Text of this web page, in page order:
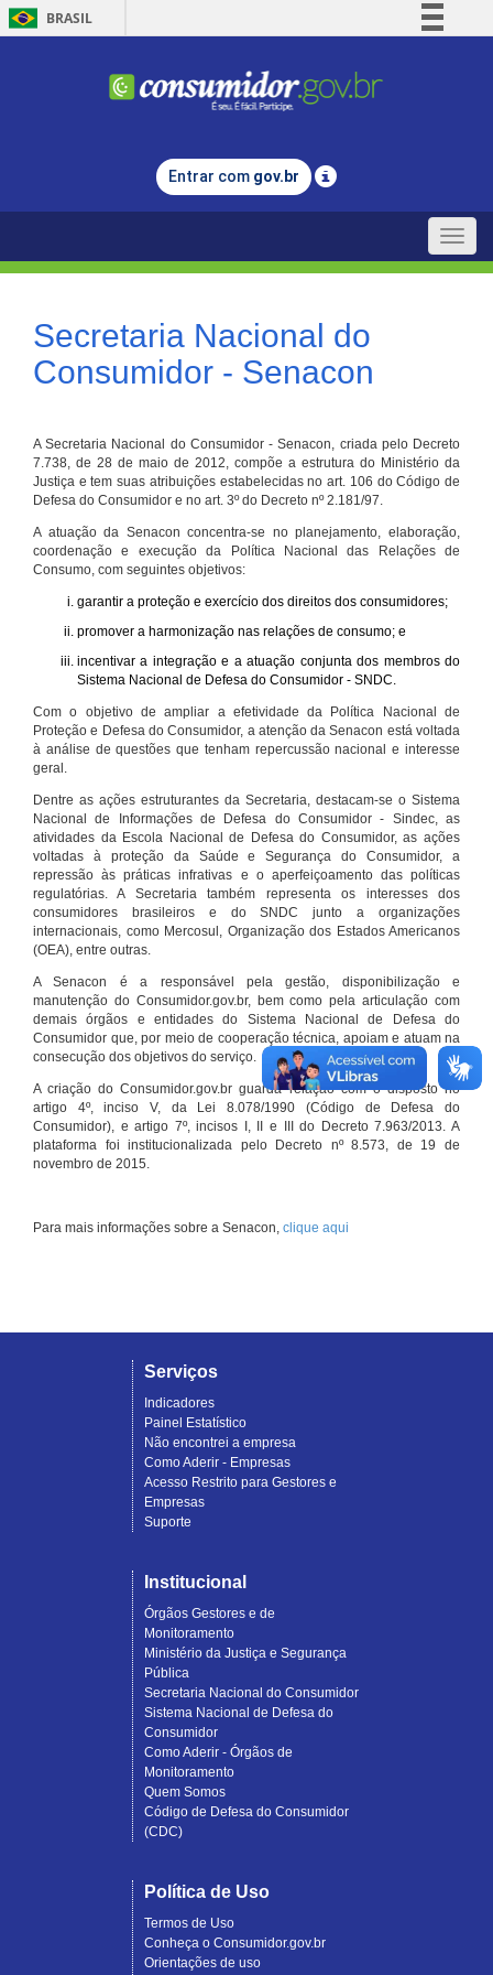
BRASIL
Comunica BR
Legislação
Entrar com gov.br
Toggle
Secretaria Nacional do
Consumidor - Senacon
A Secretaria Nacional do Consumidor - Senacon, criada pelo Decreto
7.738, de 28 de maio de 2012, compõe a estrutura do Ministério da
Justiça e tem suas atribuições estabelecidas no art. 106 do Código de
Defesa do Consumidor e no art. 3º do Decreto nº 2.181/97.
A atuação da Senacon concentra-se no planejamento, elaboração,
coordenação e execução da Política Nacional das Relações de
Consumo, com seguintes objetivos:
garantir a proteção e exercício dos direitos dos consumidores;
promover a harmonização nas relações de consumo; e
incentivar a integração e a atuação conjunta dos membros do
Sistema Nacional de Defesa do Consumidor - SNDC.
Com o objetivo de ampliar a efetividade da Política Nacional de
Proteção e Defesa do Consumidor, a atenção da Senacon está voltada
à análise de questões que tenham repercussão nacional e interesse
geral.
Dentre as ações estruturantes da Secretaria, destacam-se o Sistema
Nacional de Informações de Defesa do Consumidor - Sindec, as
atividades da Escola Nacional de Defesa do Consumidor, as ações
voltadas à proteção da Saúde e Segurança do Consumidor, a
repressão às práticas infrativas e o aperfeiçoamento das políticas
regulatórias. A Secretaria também representa os interesses dos
consumidores brasileiros e do SNDC junto a organizações
internacionais, como Mercosul, Organização dos Estados Americanos
(OEA), entre outras.
A Senacon é a responsável pela gestão, disponibilização e
manutenção do Consumidor.gov.br, bem como pela articulação com
demais órgãos e entidades do Sistema Nacional de Defesa do
Consumidor que, por meio de cooperação técnica, apoiam e atuam na
consecução dos objetivos do serviço.
A criação do Consumidor.gov.br guarda relação com o disposto no
artigo 4º, inciso V, da Lei 8.078/1990 (Código de Defesa do
Consumidor), e artigo 7º, incisos I, II e III do Decreto 7.963/2013. A
plataforma foi institucionalizada pelo Decreto nº 8.573, de 19 de
novembro de 2015.
Para mais informações sobre a Senacon, clique aqui
Serviços
Indicadores
Painel Estatístico
Não encontrei a empresa
Como Aderir - Empresas
Acesso Restrito para Gestores e
Empresas
Suporte
Institucional
Órgãos Gestores e de
Monitoramento
Ministério da Justiça e Segurança
Pública
Secretaria Nacional do Consumidor
Sistema Nacional de Defesa do
Consumidor
Como Aderir - Órgãos de
Monitoramento
Quem Somos
Código de Defesa do Consumidor
(CDC)
Política de Uso
Termos de Uso
Conheça o Consumidor.gov.br
Orientações de uso